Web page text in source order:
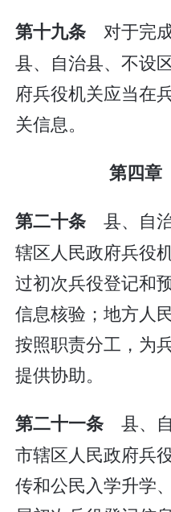
第十九条对于完
县、自治县、不设
府兵役机关应当在
关信息。
第四
第二十条 县、自
辖区人民政府兵役
过初次兵役登记和
信息核验；地方人
按照职责分工，为
提供协助。
第二十一条 县、
市辖区人民政府兵
传和公民入学升学